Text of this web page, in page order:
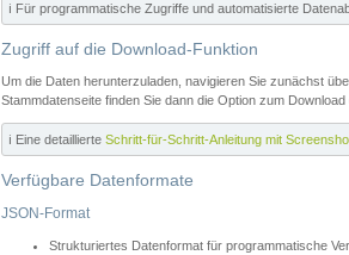
ℹ️ Für programmatische Zugriffe und automatisierte
Zugriff auf die Download-Funktion
Um die Daten herunterzuladen, navigieren Sie zunächst
Stammdatenseite finden Sie dann die Option zum
ℹ️ Eine detaillierte Schritt-für-Schritt-Anleitung mit
Verfügbare Datenformate
JSON-Format
Strukturiertes Datenformat für programmatische